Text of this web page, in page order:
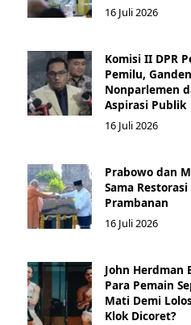
16 Juli 2026
Komisi II DPR
Pemilu,
Nonparlemen
Aspirasi Publik
16 Juli 2026
Prabowo dan
Sama Restorasi
Prambanan
16 Juli 2026
John Herdman
Para Pemain
Mati Demi
Klok Dicoret?